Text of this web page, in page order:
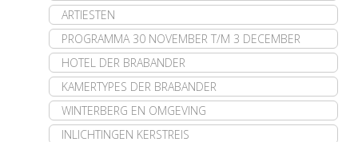
ARTIESTEN
PROGRAMMA 30 NOVEMBER T/M 3 DECEMBER
HOTEL DER BRABANDER
KAMERTYPES DER BRABANDER
WINTERBERG EN OMGEVING
INLICHTINGEN KERSTREIS